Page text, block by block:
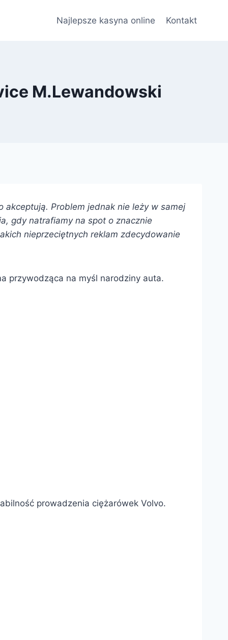
Najlepsze kasyna online Kontakt
M.Lewandowski
Problem jednak nie leży w samej
gdy natrafiamy na spot o znacznie
nieprzeciętnych reklam zdecydowanie
przywodząca na myśl narodziny auta.
prowadzenia ciężarówek Volvo.